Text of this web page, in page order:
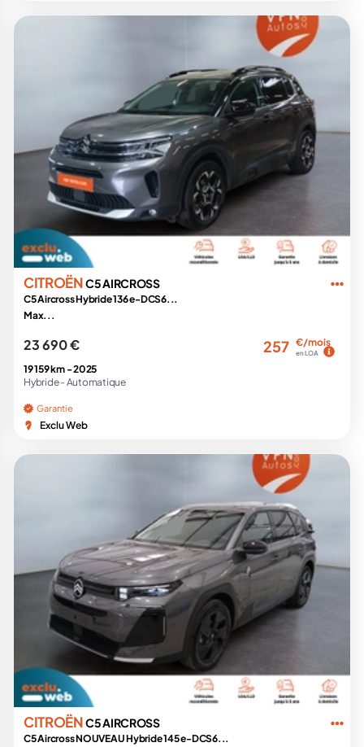
CITROËNC5 AIRCROSS
C5 Aircross Hybride 136 e-DCS6...
Max...
23 690 € 257 €/mois
en LOA
19 159 km -2025
Hybride - Automatique
Garantie
Exclu Web
CITROËNC5 AIRCROSS
C5 Aircross NOUVEAU Hybride 145 e-DCS6...